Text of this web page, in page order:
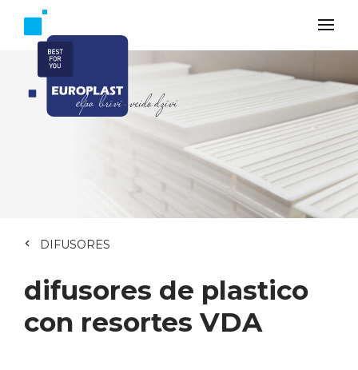
DIFUSORES
difusores de plastico
con resortes VDA